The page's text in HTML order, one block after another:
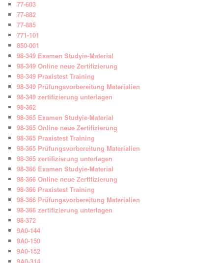
77-603
77-882
77-885
771-101
850-001
98-349 Examen Studyie-Material
98-349 Online neue Zertifizierung
98-349 Praxistest Training
98-349 Prüfungsvorbereitung Materialien
98-349 zertifizierung unterlagen
98-362
98-365 Examen Studyie-Material
98-365 Online neue Zertifizierung
98-365 Praxistest Training
98-365 Prüfungsvorbereitung Materialien
98-365 zertifizierung unterlagen
98-366 Examen Studyie-Material
98-366 Online neue Zertifizierung
98-366 Praxistest Training
98-366 Prüfungsvorbereitung Materialien
98-366 zertifizierung unterlagen
98-372
9A0-144
9A0-150
9A0-152